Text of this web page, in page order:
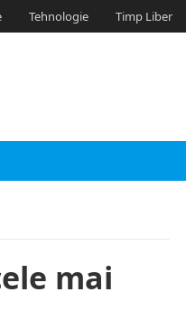
Tehnologie Timp Liber
mai